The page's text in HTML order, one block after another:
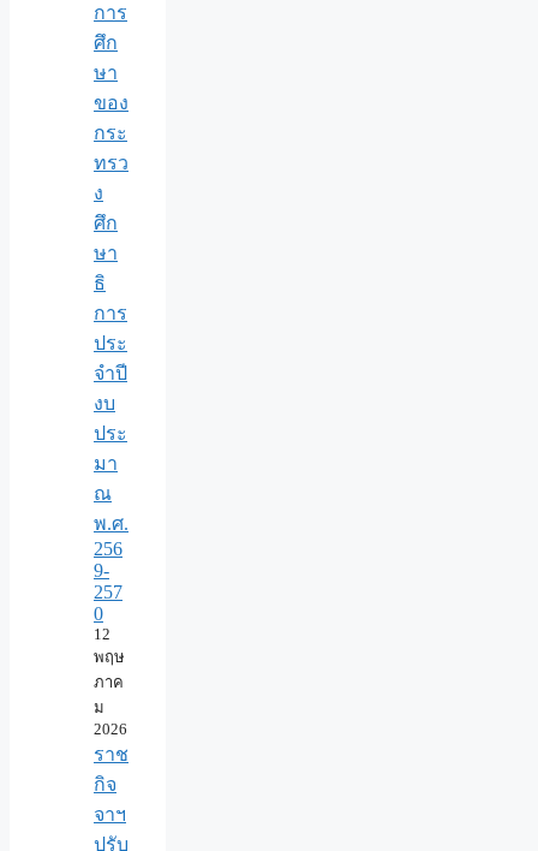
การ
ศึก
ษา
ของ
กระ
ทรว
ง
ศึก
ษา
ธิ
การ
ประ
จำปี
งบ
ประ
มา
ณ
พ.ศ.
256
9-
257
0
12
พฤษ
ภาค
ม
2026
ราช
กิจ
จาฯ
ปรับ